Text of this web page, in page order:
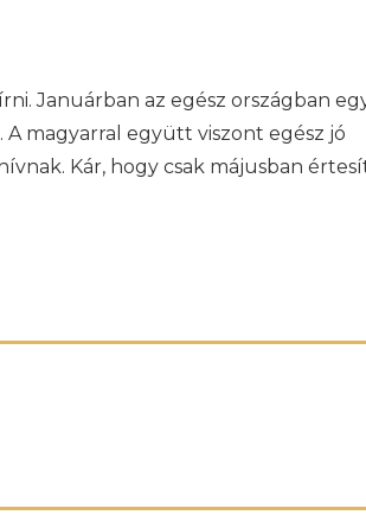
Januárban az egész országban
A magyarral együtt viszont egész jó
Kár, hogy csak májusban